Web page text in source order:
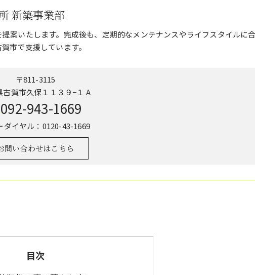
新築事業部
案いたします。完成後も、定期的なメンテナンスやライフスタイルに
市で支援しています。
〒811-3115
古賀市久保１１３９−１ A
092-943-1669
ダイヤル：0120-43-1669
問い合わせはこちら
目次